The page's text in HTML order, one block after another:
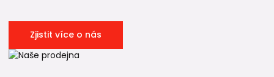
Zjistit více o nás